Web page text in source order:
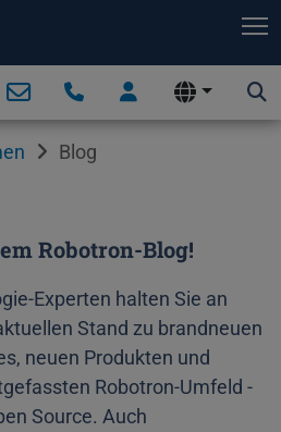
Blog
Robotron-Blog!
Experten halten Sie an
Stand zu brandneuen
neuen Produkten und
Robotron-Umfeld -
Source. Auch